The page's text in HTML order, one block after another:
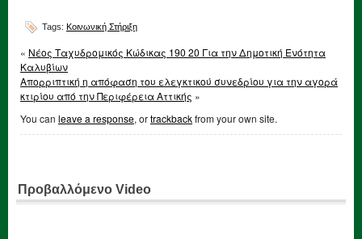
Tags: Κοινωνική Στήριξη
« Νέος Ταχυδρομικός Κώδικας 190 20 Για την Δημοτική Ενότητα
Καλυβίων
Απορριπτική η απόφαση του ελεγκτικού συνεδρίου για την αγορά
κτιρίου από την Περιφέρεια Αττικής »
You can leave a response, ortrackbackfrom your own site.
Προβαλλόμενο Video